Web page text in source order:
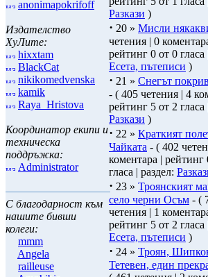
anonimapokrifoff
Издателство
ХуЛите:
hixxtam
BlackCat
nikikomedvenska
kamik
Raya_Hristova
Координатор екипи и
техническа
поддръжка:
Administrator
С благодарност към
нашите бивши
колеги:
mmm
Angela
railleuse
Разкази )
· 20 » Мисли
четения | 0
рейтинг 0 от 0 гласа
Есета, пътеписи )
· 21 » Снегът
- ( 405 четения | 4
рейтинг 5 от 2 гласа
Разкази )
· 22 » Краткият
Чайката - ( 402
коментара | рейтинг
гласа | раздел:
· 23 » Троянският
село черни Осъм - (
четения | 1
рейтинг 5 от 2 гласа
Есета, пътеписи )
· 24 » Троян,
Тетевен, един